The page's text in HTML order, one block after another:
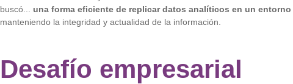
buscó... una forma eficiente de replicar datos analíticos en un
manteniendo la integridad y actualidad de la información.
Desafío empresarial